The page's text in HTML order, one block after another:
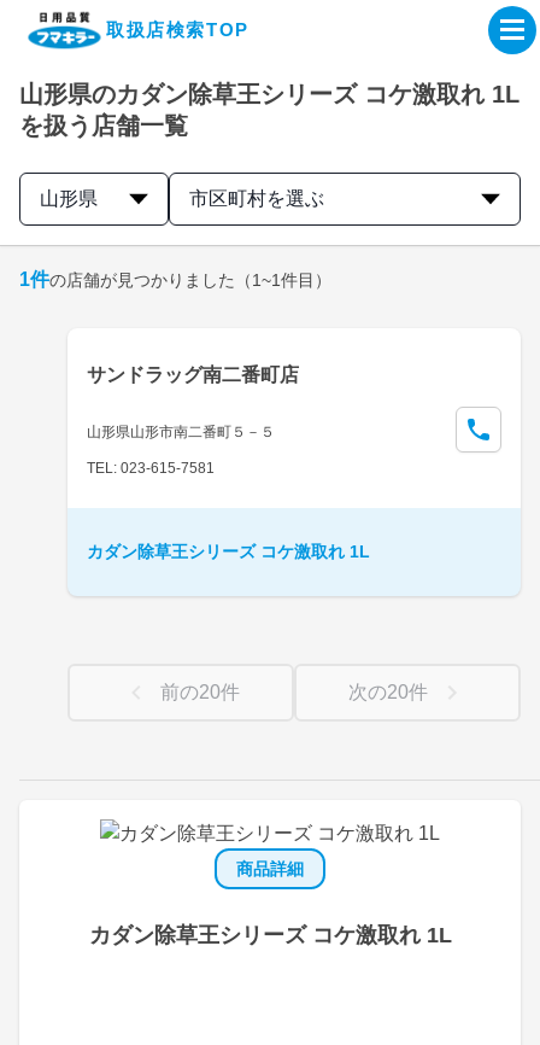
取扱店検索TOP
企業・IR情報サイト
製品情報サイト
取扱店検索はこちら
山形県のカダン除草王シリーズ コケ激取れ 1L
を扱う店舗一覧
山形県 市区町村を選ぶ
商品詳細
カダン除草王シリーズ コケ激取れ 1L
1件の店舗が見つかりました （1~1件目）
サンドラッグ南二番町店
山形県山形市南二番町５－５
TEL: 023-615-7581
カダン除草王シリーズ コケ激取れ 1L
前の20件 次の20件